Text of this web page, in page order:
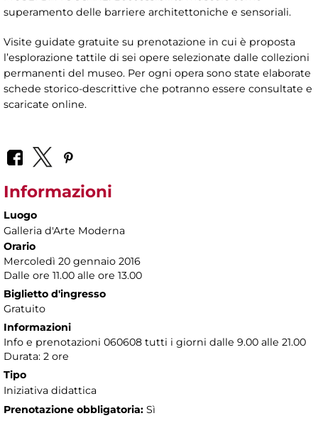
superamento delle barriere architettoniche e sensoriali.
Visite guidate gratuite su prenotazione in cui è proposta
l’esplorazione tattile di sei opere selezionate dalle collezioni
permanenti del museo. Per ogni opera sono state elaborate
schede storico-descrittive che potranno essere consultate e
scaricate online.
Informazioni
Luogo
Galleria d'Arte Moderna
Orario
Mercoledì 20 gennaio 2016
Dalle ore 11.00 alle ore 13.00
Biglietto d'ingresso
Gratuito
Informazioni
Info e prenotazioni 060608 tutti i giorni dalle 9.00 alle 21.00
Durata: 2 ore
Tipo
Iniziativa didattica
Prenotazione obbligatoria: Sì